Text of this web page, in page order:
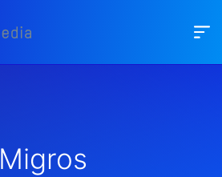
Migros